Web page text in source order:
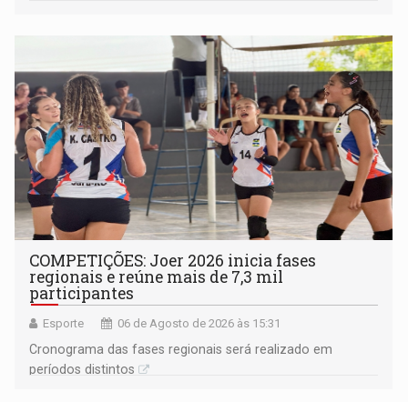
COMPETIÇÕES: Joer 2026 inicia fases
regionais e reúne mais de 7,3 mil
participantes
Esporte 06 de Agosto de 2026 às 15:31
Cronograma das fases regionais será realizado em
períodos distintos